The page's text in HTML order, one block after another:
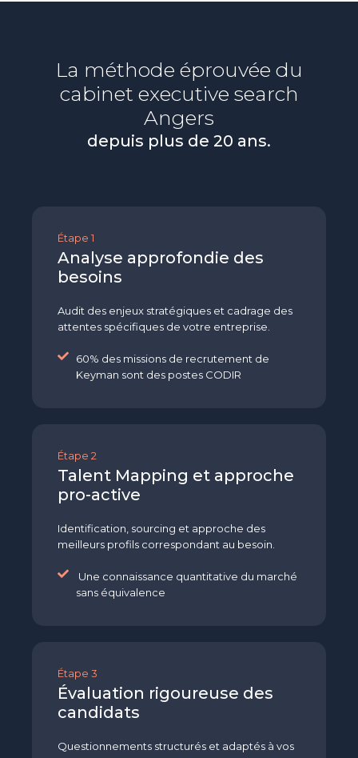
La méthode éprouvée du
cabinet executive search
Angers
depuis plus de 20 ans.
Étape 1
Analyse approfondie des
besoins
Audit des enjeux stratégiques et cadrage des
attentes spécifiques de votre entreprise.
60% des missions de recrutement de
Keyman sont des postes CODIR
Étape 2
Talent Mapping et approche
pro-active
Identification, sourcing et approche des
meilleurs profils correspondant au besoin.
Une connaissance quantitative du marché
sans équivalence
Étape 3
Évaluation rigoureuse des
candidats
Questionnements structurés et adaptés à vos